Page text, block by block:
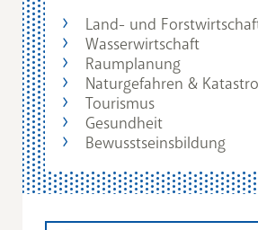
Land- und
Wasserwirtschaft
Raumplanung
Naturgefahren &
Tourismus
Gesundheit
Bewusstseinsbildung